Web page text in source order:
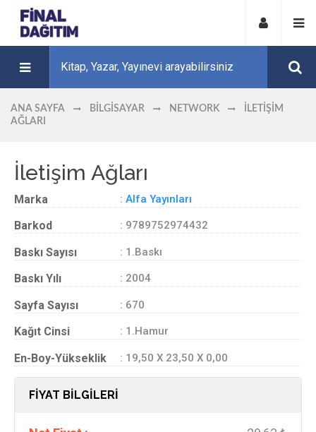
ANA SAYFA BILGISAYAR NETWORK
İLETIŞIM
AĞLARI
İletişim Ağları
Marka : Alfa Yayınları
Barkod : 9789752974432
Baskı Sayısı : 1.Baskı
Baskı Yılı : 2004
Sayfa Sayısı : 670
Kağıt Cinsi : 1.Hamur
En-Boy-Yükseklik : 19,50 X 23,50 X 0,00
FİYAT BİLGİLERİ